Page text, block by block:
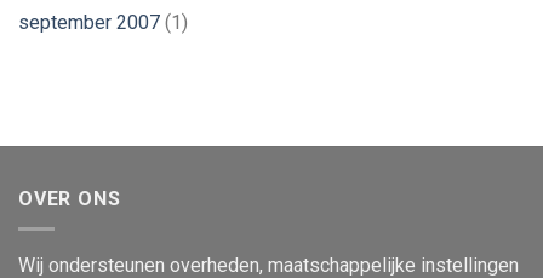
september 2007 (1)
OVER ONS
Wij ondersteunen overheden, maatschappelijke instellingen